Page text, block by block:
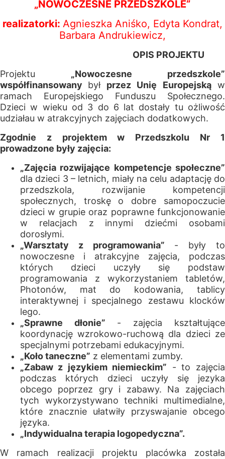
„NOWOCZESNE PRZEDSZKOLE”
realizatorki: Agnieszka Aniśko, Edyta Kondrat,
Barbara Andrukiewicz,
OPIS PROJEKTU
Projektu „Nowoczesne przedszkole”
współfinansowany byłprzez Unię Europejskąw
ramach Europejskiego Funduszu Społecznego.
Dzieci w wieku od 3 do 6 lat dostały tu ożliwość
udziałau w atrakcyjnych zajęciach dodatkowych.
Zgodnie z projektem w Przedszkolu Nr 1
prowadzone były zajęcia:
„Zajęcia rozwijające kompetencje społeczne”
dla dzieci 3 – letnich, miały na celu adaptację do
przedszkola, rozwijanie kompetencji
społecznych, troskę o dobre samopoczucie
dzieci w grupie oraz poprawne funkcjonowanie
w relacjach z innymi dziećmi osobami
dorosłymi.
„Warsztaty z programowania” - były to
nowoczesne i atrakcyjne zajęcia, podczas
których dzieci uczyły się podstaw
programowania z wykorzystaniem tabletów,
Photonów, mat do kodowania, tablicy
interaktywnej i specjalnego zestawu klocków
lego.
„Sprawne dłonie” - zajęcia kształtujące
koordynację wzrokowo-ruchową dla dzieci ze
specjalnymi potrzebami edukacyjnymi.
„Koło taneczne” z elementami zumby.
„Zabaw z językiem niemieckim” - to zajęcia
podczas których dzieci uczyły się jezyka
obcego poprzez gry i zabawy. Na zajęciach
tych wykorzystywano techniki multimedialne,
które znacznie ułatwiły przyswajanie obcego
języka.
„Indywidualna terapia logopedyczna”.
W ramach realizacji projektu placówka została